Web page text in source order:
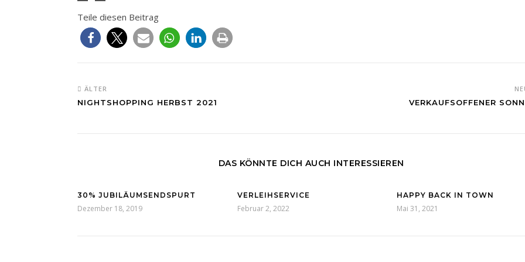
Fitnessmatte
1,5cm
ab
29,99€
Fitnessmatte
1cm
ab
24,99€
Teile diesen Beitrag
ÄLTER
NIGHTSHOPPING HERBST 2021 VERKAUFSOFFENER
DAS KÖNNTE DICH AUCH INTERESSIEREN
30% JUBILÄUMSENDSPURT
Dezember 18, 2019
VERLEIHSERVICE
Februar 2, 2022
HAPPY BACK IN TOWN
Mai 31, 2021